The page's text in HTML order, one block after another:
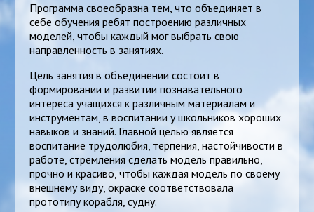
Программа своеобразна тем, что объединяет в
себе обучения ребят построению различных
моделей, чтобы каждый мог выбрать свою
направленность в занятиях.
Цель занятия в объединении состоит в
формировании и развитии познавательного
интереса учащихся к различным материалам и
инструментам, в воспитании у школьников хороших
навыков и знаний. Главной целью является
воспитание трудолюбия, терпения, настойчивости в
работе, стремления сделать модель правильно,
прочно и красиво, чтобы каждая модель по своему
внешнему виду, окраске соответствовала
прототипу корабля, судну.